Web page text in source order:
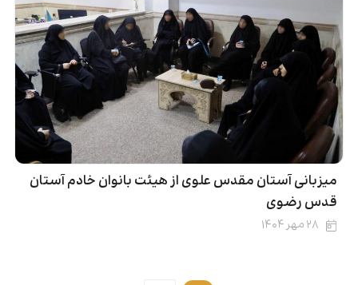
میزبانی آستان مقدس علوی از هیئت بانوان خادم آستان
قدس رضوی
۲۸ مهر ۱۴۰۴